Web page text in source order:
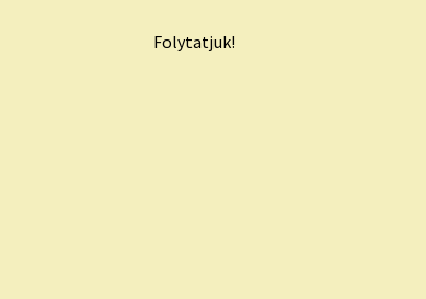
Folytatjuk!